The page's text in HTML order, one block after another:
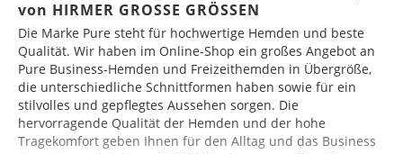
von HIRMER GROSSE GRÖSSEN
Die Marke Pure steht für hochwertige Hemden und beste
Qualität. Wir haben im Online-Shop ein großes Angebot an
Pure Business-Hemden und Freizeithemden in Übergröße,
die unterschiedliche Schnittformen haben sowie für ein
stilvolles und gepflegtes Aussehen sorgen. Die
hervorragende Qualität der Hemden und der hohe
Tragekomfort geben Ihnen für den Alltag und das Business